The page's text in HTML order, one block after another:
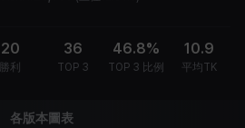
20
勝利
36
TOP 3
46.8%
TOP 3 比例
10.9
平均TK
各版本圖表